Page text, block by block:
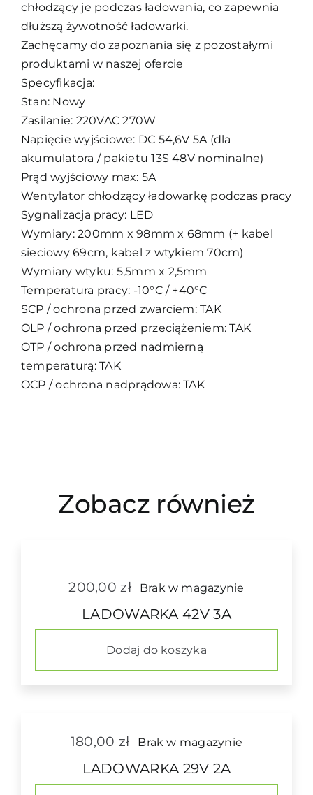
chłodzący je podczas ładowania, co zapewnia
dłuższą żywotność ładowarki.
Zachęcamy do zapoznania się z pozostałymi
produktami w naszej ofercie
Specyfikacja:
Stan: Nowy
Zasilanie: 220VAC 270W
Napięcie wyjściowe: DC 54,6V 5A (dla
akumulatora / pakietu 13S 48V nominalne)
Prąd wyjściowy max: 5A
Wentylator chłodzący ładowarkę podczas pracy
Sygnalizacja pracy: LED
Wymiary: 200mm x 98mm x 68mm (+ kabel
sieciowy 69cm, kabel z wtykiem 70cm)
Wymiary wtyku: 5,5mm x 2,5mm
Temperatura pracy: -10°C / +40°C
SCP / ochrona przed zwarciem: TAK
OLP / ochrona przed przeciążeniem: TAK
OTP / ochrona przed nadmierną
temperaturą: TAK
OCP / ochrona nadprądowa: TAK
Zobacz również
200,00zł Brak w magazynie
LADOWARKA 42V 3A
Dodaj do koszyka
180,00 zł Brak w magazynie
LADOWARKA 29V 2A